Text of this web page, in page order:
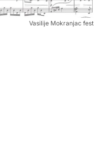
Vasilije Mokranjac fest